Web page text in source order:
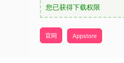
您已获得下载权限
官网 Appstore